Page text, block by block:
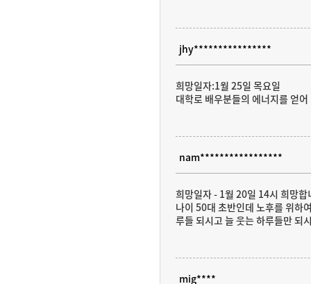
jhy****************
희망일자:1월 25일 목요일
대학로 배우분들의 에너지를 얻
nam*****************
희망일자 - 1월 20일 14시 희망합
나이 50대 초반인데 노후를 위하
루들 되시고 늘 웃는 하루들만 되
mig****